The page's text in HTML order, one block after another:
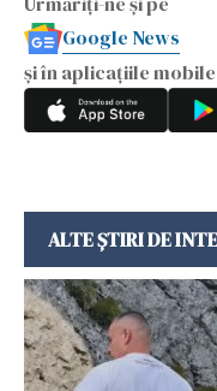
Google News
și în aplicațiile mobile
ALTE ȘTIRI DE